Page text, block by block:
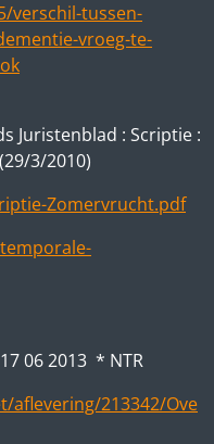
verschil-tussen-
vroeg-te-
Juristenblad : Scriptie :
3/2010)
Zomervrucht.pdf
06 2013 * NTR
aflevering/213342/Ove